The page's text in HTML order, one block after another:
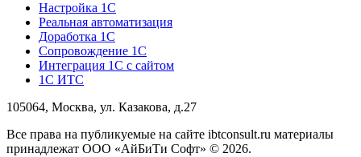
Настройка 1С
Реальная автоматизация
Доработка 1С
Сопровождение 1С
Интеграция 1С с сайтом
1С ИТС
105064, Москва, ул. Казакова, д.27
Все права на публикуемые на сайте ibtconsult.ru материалы
принадлежат ООО «АйБиТи Софт» © 2026.